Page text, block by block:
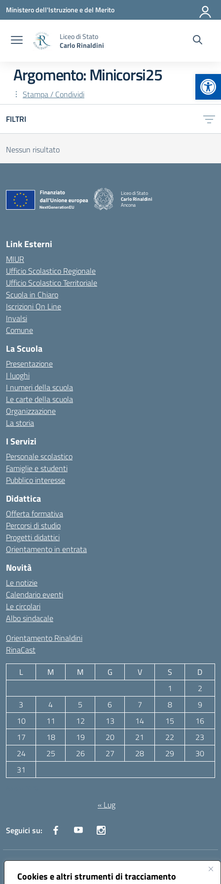
Cookies e altri strumenti di tracciamento
Vai ai contenuti
Vai al menu di navigazione
Vai al footer
Ministero dell'Istruzione e del Merito
Liceo di Stato
Carlo Rinaldini
Argomento: Minicorsi25
Stampa / Condividi
FILTRI
Nessun risultato
Liceo di Stato
Carlo Rinaldini
Ancona
Link Esterni
MIUR
Ufficio Scolastico Regionale
Ufficio Scolastico Territoriale
Scuola in Chiaro
Iscrizioni On Line
Invalsi
Comune
La Scuola
Presentazione
I luoghi
I numeri della scuola
Le carte della scuola
Organizzazione
La storia
I Servizi
Personale scolastico
Famiglie e studenti
Pubblico interesse
Didattica
Offerta formativa
Percorsi di studio
Progetti didattici
Orientamento in entrata
Novità
Le notizie
Calendario eventi
Le circolari
Albo sindacale
Orientamento Rinaldini
RinaCast
L M M G V S
D
1
2
3
4 5 6 7 8
9
10
11 12 13 14 15
16
17
18 19 20 21 22
23
24
25 26 27 28 29
30
31
« Lug
Seguici su:
Indirizzo:Via Canale 1, Ancona
Centralino:071 204723 Email:anpc010006@istruzione.it